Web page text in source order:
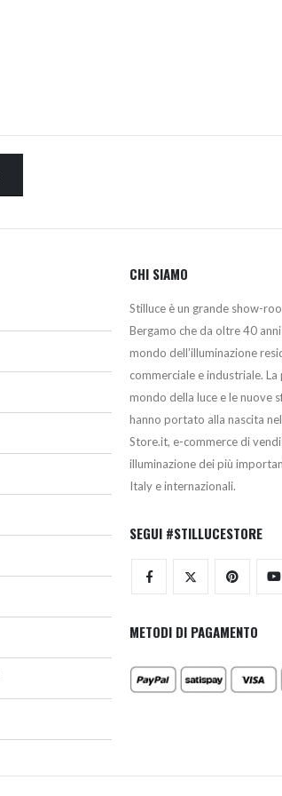
CHI SIAMO
Stilluce è un grande show-
Bergamo che da oltre 40
mondo dell’illuminazione
commerciale e industriale. La
mondo della luce e le nuove
hanno portato alla nascita
Store.it, e-commerce di
illuminazione dei più
Italy e internazionali.
SEGUI #STILLUCESTORE
METODI DI PAGAMENTO